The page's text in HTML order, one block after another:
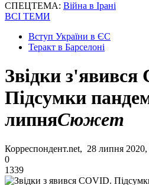
СПЕЦТЕМА: Війна в Ірані
ВСІ ТЕМИ
Вступ України в ЄС
Теракт в Барселоні
Звідки з'явився
Підсумки
липняСюжет
Корреспондент.net, 28 липня 2020,
0
1339